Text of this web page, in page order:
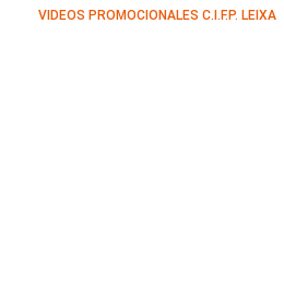
VIDEOS PROMOCIONALES C.I.F.P. LEIXA